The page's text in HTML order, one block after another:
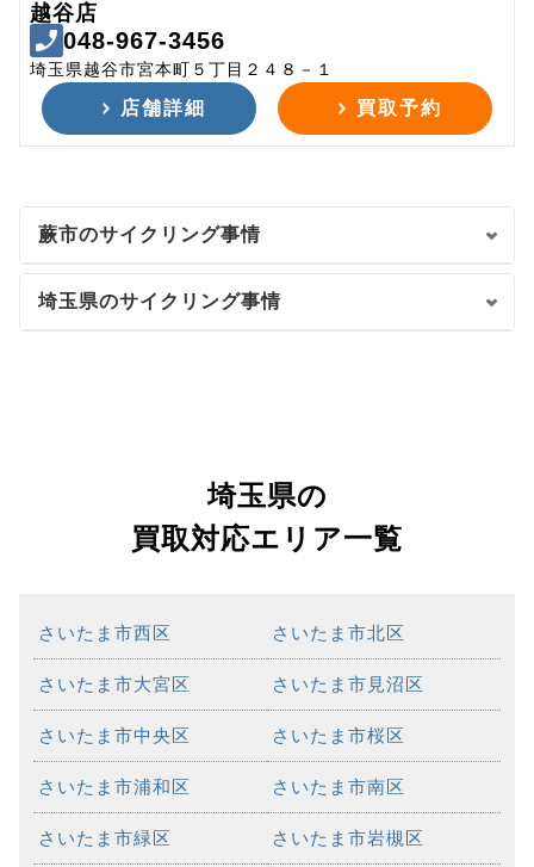
越谷店
048-967-3456
埼玉県越谷市宮本町５丁目２４８－１
店舗詳細 買取予約
蕨市のサイクリング事情
埼玉県のサイクリング事情
埼玉県の
買取対応エリア一覧
さいたま市西区 さいたま市北区
さいたま市大宮区 さいたま市見沼区
さいたま市中央区 さいたま市桜区
さいたま市浦和区 さいたま市南区
さいたま市緑区 さいたま市岩槻区